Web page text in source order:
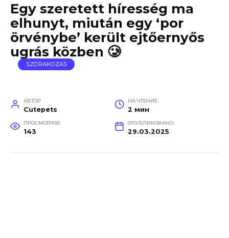
Egy szeretett híresség ma
elhunyt, miután egy ‘por
örvénybe’ került ejtőernyős
ugrás közben 🥲
SZÓRAKOZÁS
АВТОР
Cutepets
НА ЧТЕНИЕ
2 мин
ПРОСМОТРОВ
143
ОПУБЛИКОВАНО
29.03.2025